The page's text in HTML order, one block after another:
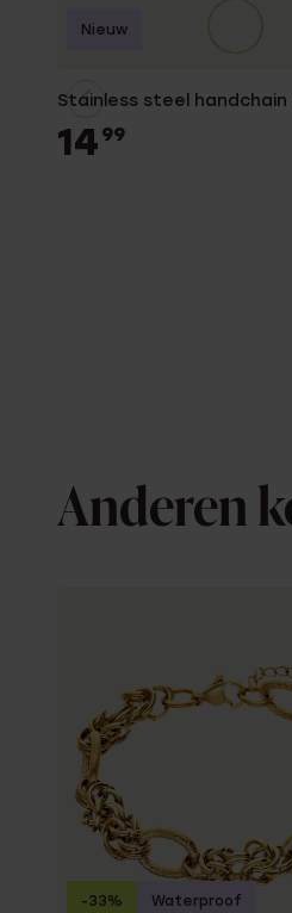
Stainless steel
14 99
Nieuw
Anderen
-33% Waterproof